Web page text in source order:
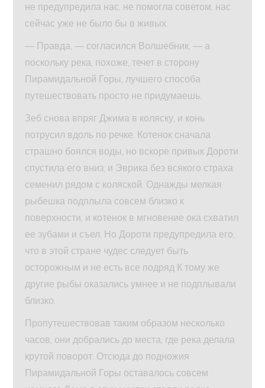
не предупредила нас, не помогла советом, нас
сейчас уже не было бы в живых.
— Правда, — согласился Волшебник, — а
поскольку река, похоже, течет в сторону
Пирамидальной Горы, лучшего способа
путешествовать просто не придумаешь.
Зеб снова впряг Джима в коляску, и конь
потрусил вдоль по речке. Котенок сначала
страшно боялся воды, но вскоре привык Дороти
спустила его вниз, и Эврика без всякого страха
семенил рядом с коляской. Однажды мелкая
рыбешка подплыла совсем близко к
поверхности, и котенок в мгновение ока схватил
ее зубами и съел. Но Дороти предупредила его,
что в этой стране чудес следует быть
осторожным и не есть все подряд К тому же
другие рыбы оказались умнее и не подплывали
близко.
Пропутешествовав таким образом несколько
часов, они добрались до места, где река делала
крутой поворот. Отсюда до подножия
Пирамидальной Горы оставалось совсем